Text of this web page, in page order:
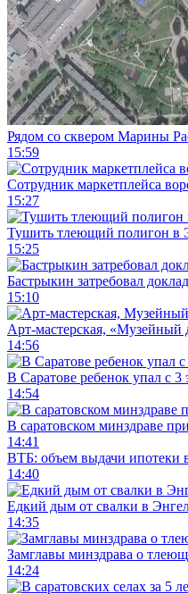
Рядом со сквером Марины
15:59
Сотрудник маркетплейса
15:27
Тушить тлеющий полигон в
15:25
Бастрыкин затребовал
15:10
Арт-мастерская, «Музейный
14:56
В Саратове ребенок упал с 3
14:54
В саратовском минздраве
14:41
ВТБ: объем выдачи ипотеки
14:40
Едкий дым от свалки в
14:35
Замглавы минздрава о
14:24